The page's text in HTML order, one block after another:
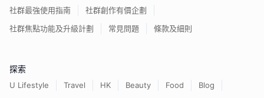
社群最強使用指南
社群創作有價企劃
社群焦點功能及升級計劃
常見問題 條款及細則
探索
U Lifestyle Travel HK Beauty Food
Blog